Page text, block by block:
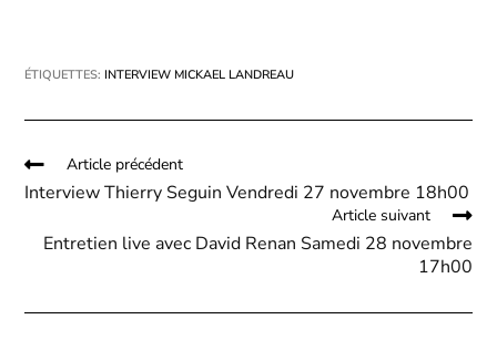
ÉTIQUETTES: INTERVIEW MICKAEL LANDREAU
Article précédent
Interview Thierry Seguin Vendredi 27 novembre 18h00
Article suivant
Entretien live avec David Renan Samedi 28 novembre
17h00